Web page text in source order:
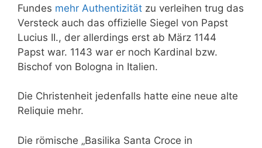
Fundes mehr Authentizität zu verleihen trug das
Versteck auch das offizielle Siegel von Papst
Lucius II., der allerdings erst ab März 1144
Papst war. 1143 war er noch Kardinal bzw.
Bischof von Bologna in Italien.
Die Christenheit jedenfalls hatte eine neue alte
Reliquie mehr.
Die römische „Basilika Santa Croce in